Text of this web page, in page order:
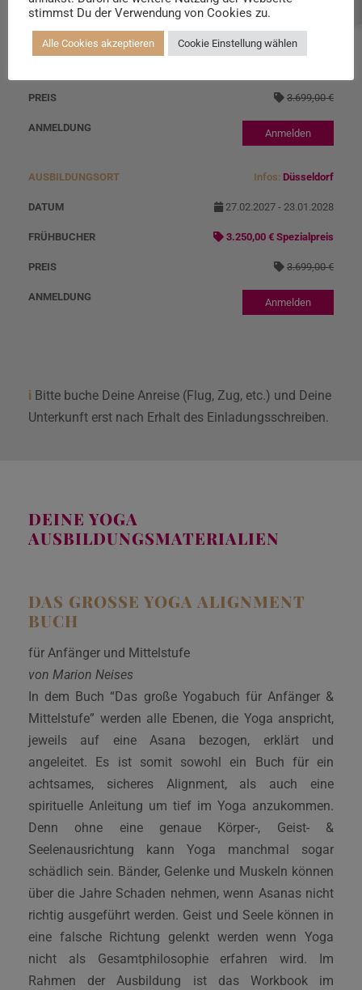
Infos:
27.02.2027 - 23.01.2028
3.699,00 €
Anmelden
Infos: Düsseldorf
27.02.2027 - 23.01.2028
3.250,00 € Spezialpreis
3.699,00 €
Anmelden
i Bitte buche Deine Anreise (Flug, Zug, etc.) und Deine
Unterkunft erst nach Erhalt des Einladungsschreiben.
DEINE YOGA
AUSBILDUNGSMATERIALIEN
DAS GROSSE YOGA ALIGNMENT B
UCH
für Anfänger und Mittelstufe
von Marion Neises
In dem Buch “Das große Yogabuch für Anfänger &
Mittelstufe” werden alle Ebenen, die Yoga anspricht,
jeweils auf eine Asana bezogen, erklärt und
angeleitet. Es ist somit sowohl ein Buch für ein
achtsames, sicheres Alignment, als auch eine
spirituelle Anleitung um tief im Yoga anzukommen.
Denn ohne eine genaue Körper-, Geist- &
Seelenausrichtung kann Yoga manchmal sogar
schädlich sein. Bänder, Gelenke und Muskeln können
über die Jahre Schaden nehmen, wenn Asanas nicht
richtig ausgeführt werden. Geist und Seele können in
eine falsche Richtung gelenkt werden wenn Yoga
nicht als Gesamtphilosophie erfahren wird. Im
Rahmen der Ausbildung ist das Workbook im
stimmst Du der Verwendung von Cookies zu.
Alle Cookies akzeptieren Cookie Einstellung wählen